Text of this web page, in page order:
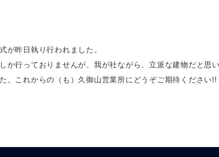
が昨日執り行われました。
か行っておりませんが、我が社ながら、立派な建物だと思
。これからの（も）久御山営業所にどうぞご期待ください!!